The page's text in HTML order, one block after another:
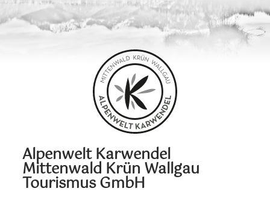
Alpenwelt Karwendel
Mittenwald Krün Wallgau
Tourismus GmbH